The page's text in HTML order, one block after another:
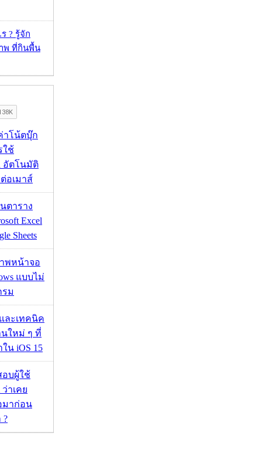
? รู้จัก
พ ที่กินพื้น
าโน้ตบุ๊ก
ใช้
อัตโนมัติ
อเมาส์
ตาราง
Excel
Sheets
พหน้าจอ
แบบไม่
รม
ละเทคนิค
ใหม่ ๆ ที่
น iOS 15
อบผู้ใช้
ว่าเคย
มาก่อน
?